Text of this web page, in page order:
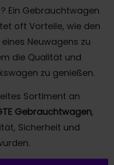
Ein Gebrauchtwagen
oft Vorteile, wie den
Neuwagens zu
die Qualität und
zu genießen.
Sortiment an
Gebrauchtwagen,
Sicherheit und